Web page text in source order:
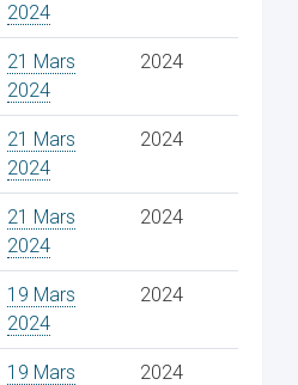
2024
21 Mars
2024
2024
21 Mars
2024
2024
21 Mars
2024
2024
19 Mars
2024
2024
19 Mars
2024